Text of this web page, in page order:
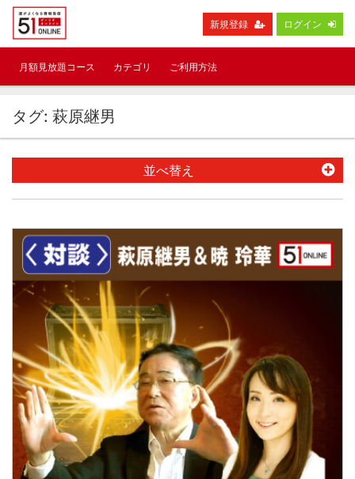
新規登録 ログイン
月額見放題コース カテゴリ ご利用方法
タグ: 萩原継男
並べ替え